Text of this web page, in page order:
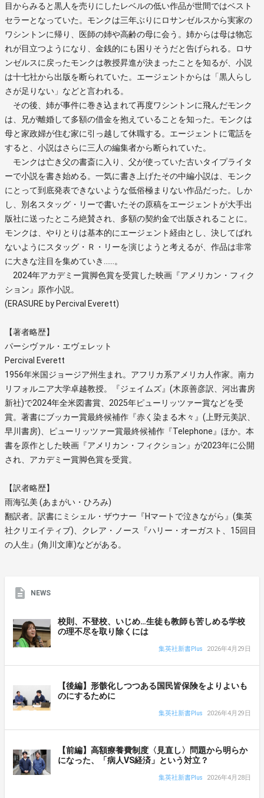
目からみると黒人を売りにしたレベルの低い作品が世間ではベスト
セラーとなっていた。モンクは三年ぶりにロサンゼルスから実家の
ワシントンに帰り、医師の姉や高齢の母に会う。姉からは母は物忘
れが目立つようになり、金銭的にも困りそうだと告げられる。ロサ
ンゼルスに戻ったモンクは教授昇進が決まったことを知るが、小説
は十七社から出版を断られていた。エージェントからは「黒人らし
さが足りない」などと言われる。
その後、姉が事件に巻き込まれて再度ワシントンに飛んだモンク
は、兄が離婚して多額の借金を抱えていることを知った。モンクは
母と家政婦が住む家に引っ越して休職する。エージェントに電話を
すると、小説はさらに三人の編集者から断られていた。
モンクは亡き父の書斎に入り、父が使っていた古いタイプライタ
ーで小説を書き始める。一気に書き上げたその中編小説は、モンク
にとって到底発表できないような低俗極まりない作品だった。しか
し、別名スタッグ・リーで書いたその原稿をエージェントが大手出
版社に送ったところ絶賛され、多額の契約金で出版されることに。
モンクは、やりとりは基本的にエージェント経由とし、決してばれ
ないようにスタッグ・Ｒ・リーを演じようと考えるが、作品は非常
に大きな注目を集めていき……。
2024年アカデミー賞脚色賞を受賞した映画『アメリカン・フィク
ション』原作小説。
(ERASURE by Percival Everett)
【著者略歴】
パーシヴァル・エヴェレット
Percival Everett
1956年米国ジョージア州生まれ。アフリカ系アメリカ人作家。南カ
リフォルニア大学卓越教授。『ジェイムズ』(木原善彦訳、河出書房
新社)で2024年全米図書賞、2025年ピューリッツァー賞などを受
賞。著書にブッカー賞最終候補作『赤く染まる木々』(上野元美訳、
早川書房)、ピューリッツァー賞最終候補作『Telephone』ほか。本
書を原作とした映画『アメリカン・フィクション』が2023年に公開
され、アカデミー賞脚色賞を受賞。
【訳者略歴】
雨海弘美 (あまがい・ひろみ)
翻訳者。訳書にミシェル・ザウナー『Hマートで泣きながら』(集英
社クリエイティブ)、クレア・ノース『ハリー・オーガスト、15回目
の人生』(角川文庫)などがある。
NEWS
校則、不登校、いじめ…生徒も教師も苦しめる学校
の理不尽を取り除くには
集英社新書Plus 2026年4月29日
【後編】形骸化しつつある国民皆保険をよりよいも
のにするために
集英社新書Plus 2026年4月29日
【前編】高額療養費制度〈見直し〉問題から明らか
になった、「病人VS経済」という対立？
集英社新書Plus 2026年4月28日